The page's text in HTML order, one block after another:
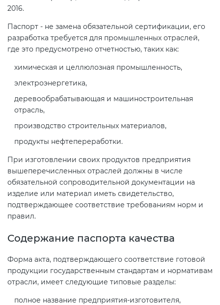
2016.
Паспорт - не замена обязательной сертификации, его
разработка требуется для промышленных отраслей,
где это предусмотрено отчетностью, таких как:
химическая и целлюлозная промышленность,
электроэнергетика,
деревообрабатывающая и машиностроительная
отрасль,
производство строительных материалов,
продукты нефтепереработки.
При изготовлении своих продуктов предприятия
вышеперечисленных отраслей должны в числе
обязательной сопроводительной документации на
изделие или материал иметь свидетельство,
подтверждающее соответствие требованиям норм и
правил.
Содержание паспорта качества
Форма акта, подтверждающего соответствие готовой
продукции государственным стандартам и нормативам
отрасли, имеет следующие типовые разделы:
полное название предприятия-изготовителя,
продукции (ТР ТС 021)
Декларирование алкогольной
продукции (ТР ЕАЭС 047)
Декларирование
электромагнитной
совместимости (ТР ТС 020)
(ТР ТС 007)
Сертификация товаров легкой
промышленности (ТР ТС 017)
Сертификация промышленного
Сертификация средств
индивидуальной защиты (ТР ТС
019)